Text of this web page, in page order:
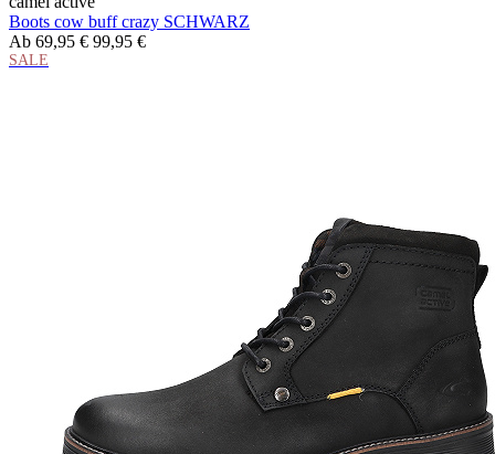
Boots cow buff crazy SCHWARZ
Ab 69,95 € 99,95 €
SALE